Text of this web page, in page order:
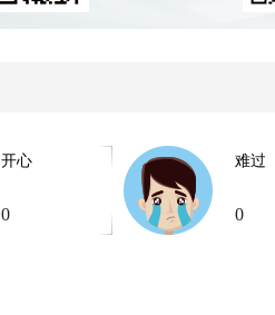
开心
0
难过
0